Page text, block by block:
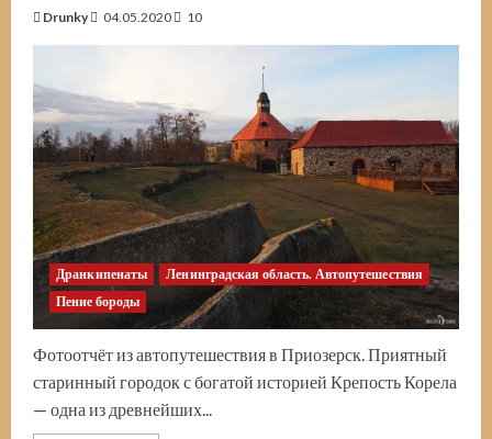
Drunky 04.05.2020 10
Дранкипенаты
Ленинградская область. Автопутешествия
Пение бороды
Фотоотчёт из автопутешествия в Приозерск. Приятный
старинный городок с богатой историей Крепость Корела
— одна из древнейших...